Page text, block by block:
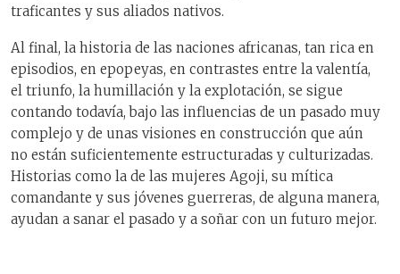
traficantes y sus aliados nativos.
Al final, la historia de las naciones africanas, tan rica en
episodios, en epopeyas, en contrastes entre la valentía,
el triunfo, la humillación y la explotación, se sigue
contando todavía, bajo las influencias de un pasado muy
complejo y de unas visiones en construcción que aún
no están suficientemente estructuradas y culturizadas.
Historias como la de las mujeres Agoji, su mítica
comandante y sus jóvenes guerreras, de alguna manera,
ayudan a sanar el pasado y a soñar con un futuro mejor.